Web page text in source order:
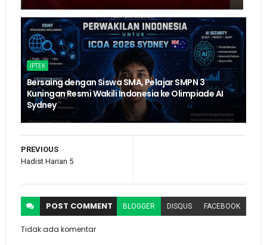
IPTEK
Bersaing dengan Siswa SMA, Pelajar SMPN 3
Kuningan Resmi Wakili Indonesia ke Olimpiade AI
Sydney
PREVIOUS
Hadist Harian 5
POST COMMENT BLOGGER DISQUS FACEBOOK
Tidak ada komentar